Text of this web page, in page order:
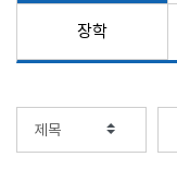
장학